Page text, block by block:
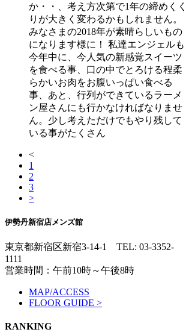
か・・、考え方次第で1年の締めくく
りが大きく変わるかもしれません。
みなさまの2018年が素晴らしいもの
になります様に！ 私達エンジェルも
今年中に、今人気の新感覚スイーツ
を食べる事、口の中でとろける程柔
らかいお肉をお腹いっぱい食べる
事、あと、行列ができているラーメ
ン屋さんにも行かなければなりませ
ん。少し考えただけでもやり残して
いる事がたくさん
<
1
2
3
>
伊勢丹新宿店メンズ館
東京都新宿区新宿3-14-1 TEL: 03-3352-
1111
営業時間：午前10時～午後8時
MAP/ACCESS
FLOOR GUIDE >
RANKING